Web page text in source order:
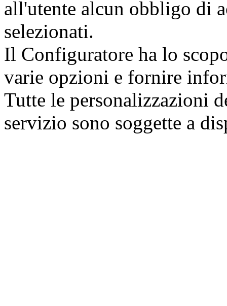
all'utente alcun obbligo di
selezionati.
Il Configuratore ha lo
varie opzioni e fornire
Tutte le personalizzazioni
servizio sono soggette a